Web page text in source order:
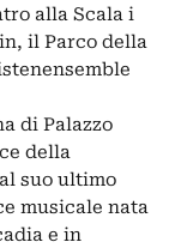
alla Scala i
il Parco della
di Palazzo
della
suo ultimo
musicale nata
e in